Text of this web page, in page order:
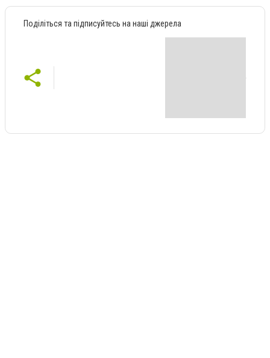
Поділіться та підписуйтесь на наші джерела